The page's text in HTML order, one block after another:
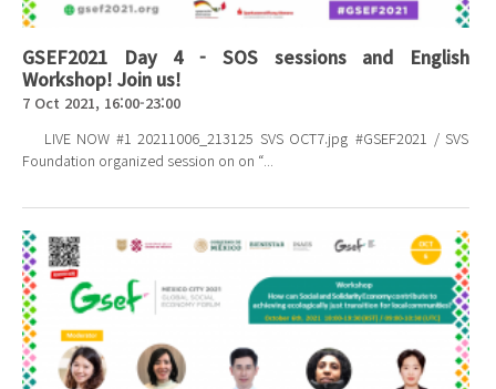
GSEF2021 Day 4 - SOS sessions and English
Workshop! Join us!
7 Oct 2021, 16:00-23:00
LIVE NOW #1 20211006_213125 SVS OCT7.jpg #GSEF2021 / SVS
Foundation organized session on on “...